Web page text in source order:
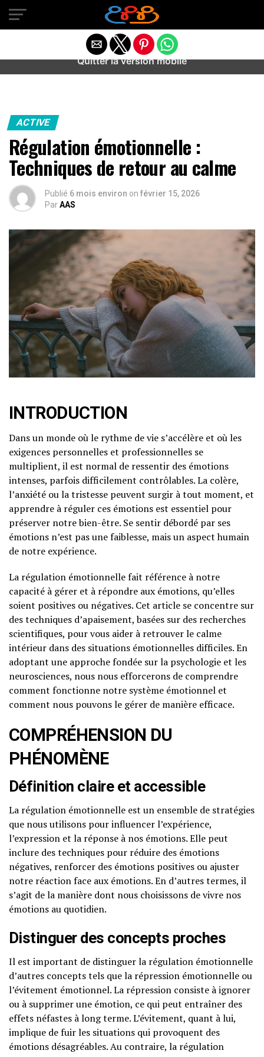
Warning
: preg_match(): Unknown modifier '/' in
/home/u589487443/domains/aideanxietestress.fr/
content/plugins/idev-post-views/includes/class-bots.php
ACTIVE
Régulation émotionnelle :
Techniques de retour au calme
Publié 6 mois environ on février 15, 2026
ParAAS
INTRODUCTION
Dans un monde où le rythme de vie s’accélère et où les
exigences personnelles et professionnelles se
multiplient, il est normal de ressentir des émotions
intenses, parfois difficilement contrôlables. La colère,
l’anxiété ou la tristesse peuvent surgir à tout moment, et
apprendre à réguler ces émotions est essentiel pour
préserver notre bien-être. Se sentir débordé par ses
émotions n’est pas une faiblesse, mais un aspect humain
de notre expérience.
La régulation émotionnelle fait référence à notre
capacité à gérer et à répondre aux émotions, qu’elles
soient positives ou négatives. Cet article se concentre sur
des techniques d’apaisement, basées sur des recherches
scientifiques, pour vous aider à retrouver le calme
intérieur dans des situations émotionnelles difficiles. En
adoptant une approche fondée sur la psychologie et les
neurosciences, nous nous efforcerons de comprendre
comment fonctionne notre système émotionnel et
comment nous pouvons le gérer de manière efficace.
COMPRÉHENSION DU
PHÉNOMÈNE
Définition claire et accessible
La régulation émotionnelle est un ensemble de stratégies
que nous utilisons pour influencer l’expérience,
l’expression et la réponse à nos émotions. Elle peut
inclure des techniques pour réduire des émotions
négatives, renforcer des émotions positives ou ajuster
notre réaction face aux émotions. En d’autres termes, il
s’agit de la manière dont nous choisissons de vivre nos
émotions au quotidien.
Distinguer des concepts proches
Il est important de distinguer la régulation émotionnelle
d’autres concepts tels que la répression émotionnelle ou
l’évitement émotionnel. La répression consiste à ignorer
ou à supprimer une émotion, ce qui peut entraîner des
effets néfastes à long terme. L’évitement, quant à lui,
implique de fuir les situations qui provoquent des
émotions désagréables. Au contraire, la régulation
Quitter la version mobile